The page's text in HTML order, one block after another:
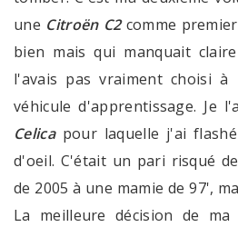
une Citroën C2comme
bien mais qui manquait
l'avais pas vraiment choisi à
véhicule d'apprentissage. Je
Celicapour laquelle j'ai
d'oeil. C'était un pari risqué
de 2005 à une mamie de 97',
La meilleure décision de